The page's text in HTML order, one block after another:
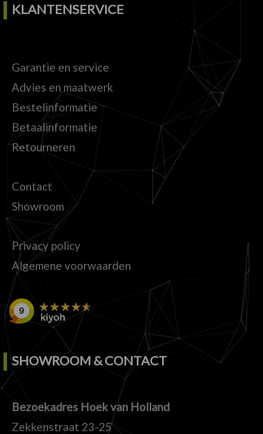
KLANTENSERVICE
Garantie en service
Advies en maatwerk
Bestelinformatie
Betaalinformatie
Retourneren
Contact
Showroom
Privacy policy
Algemene voorwaarden
SHOWROOM & CONTACT
Bezoekadres Hoek van Holland
Zekkenstraat 23-25